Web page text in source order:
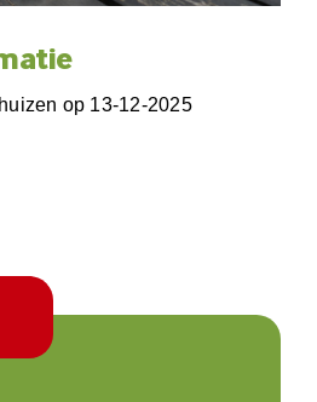
op 13-12-2025